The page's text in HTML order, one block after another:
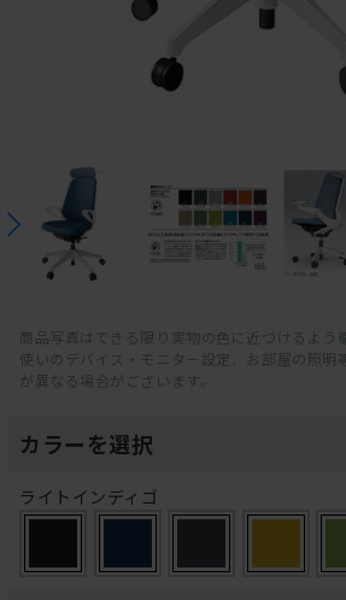
商品写真はできる限り実物の色に近づけるよう
使いのデバイス・モニター設定、お部屋の照明
が異なる場合がございます。
カラーを選択
ライトインディゴ